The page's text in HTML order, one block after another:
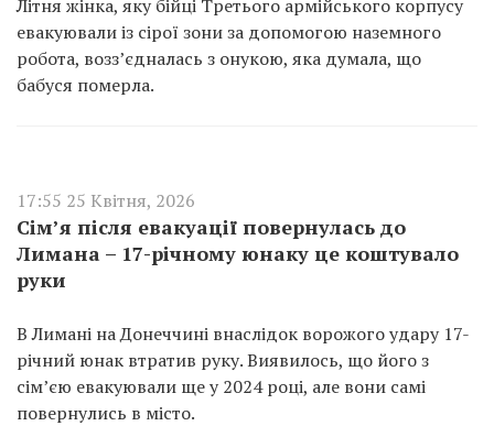
Літня жінка, яку бійці Третього армійського корпусу
евакуювали із сірої зони за допомогою наземного
робота, возз’єдналась з онукою, яка думала, що
бабуся померла.
17:55 25 Квітня, 2026
Сім’я після евакуації повернулась до
Лимана – 17-річному юнаку це коштувало
руки
В Лимані на Донеччині внаслідок ворожого удару 17-
річний юнак втратив руку. Виявилось, що його з
сім’єю евакуювали ще у 2024 році, але вони самі
повернулись в місто.